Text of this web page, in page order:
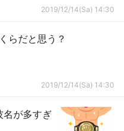
2019/12/14(Sa) 14:30
らだと思う？
2019/12/14(Sa) 14:30
名が多すぎ